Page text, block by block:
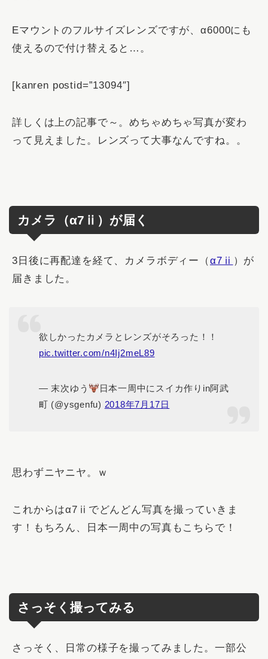
Eマウントのフルサイズレンズですが、α6000にも
使えるので付け替えると…。
[kanren postid=”13094″]
詳しくは上の記事で～。めちゃめちゃ写真が変わ
って見えました。レンズって大事なんですね。。
カメラ（α7ⅱ）が届く
3日後に再配達を経て、カメラボディー（α7ⅱ ）が
届きました。
欲しかったカメラとレンズがそろった！！
pic.twitter.com/n4Ij2meL89
— 末次ゆう
日本一周中にスイカ作りin阿武
町 (@ysgenfu) 2018年7月17日
思わずニヤニヤ。ｗ
これからはα7ⅱでどんどん写真を撮っていきま
す！もちろん、日本一周中の写真もこちらで！
さっそく撮ってみる
さっそく、日常の様子を撮ってみました。一部公